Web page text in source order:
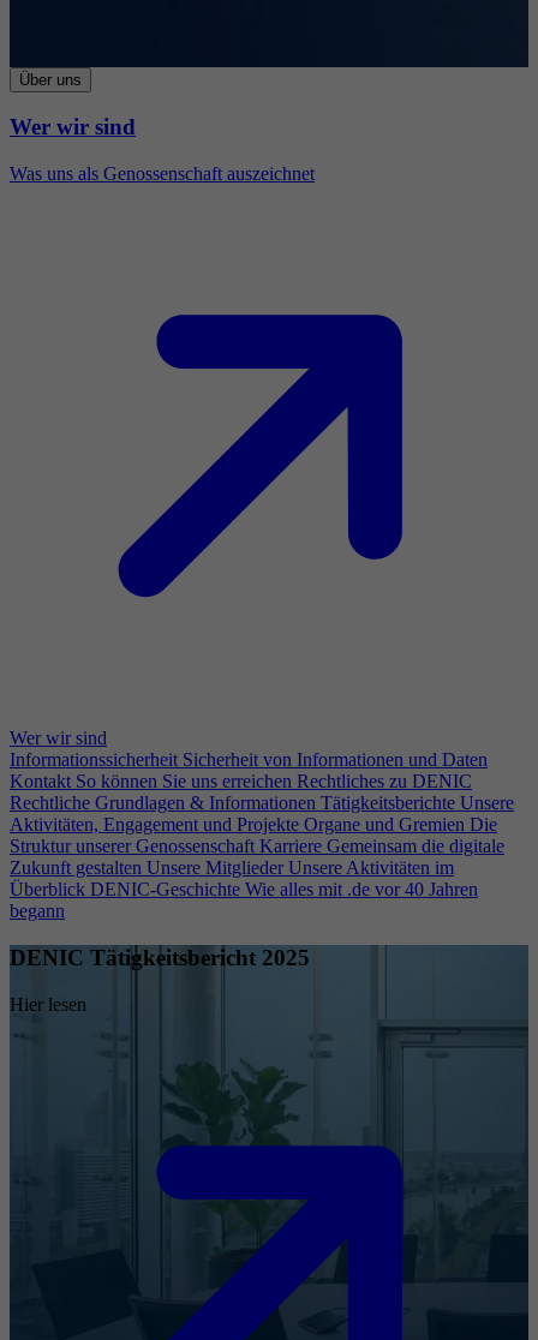
Über uns
Wer wir sind
Was uns als Genossenschaft auszeichnet
Wer wir sind
Informationssicherheit Sicherheit von Informationen und Daten
Kontakt So können Sie uns erreichen Rechtliches zu DENIC
Rechtliche Grundlagen & Informationen Tätigkeitsberichte Unsere
Aktivitäten, Engagement und Projekte Organe und Gremien Die
Struktur unserer Genossenschaft Karriere Gemeinsam die digitale
Zukunft gestalten Unsere Mitglieder Unsere Aktivitäten im
Überblick DENIC-Geschichte Wie alles mit .de vor 40 Jahren
begann
DENIC Tätigkeitsbericht 2025
Hier lesen